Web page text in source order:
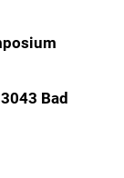
Bad